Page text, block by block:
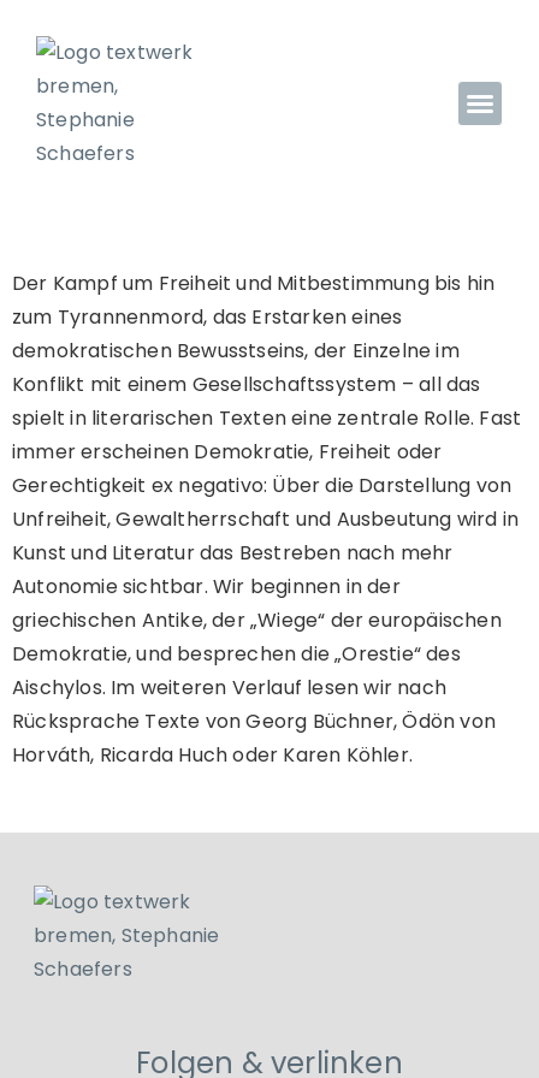
Der Kampf um Freiheit und Mitbestimmung bis hin
zum Tyrannenmord, das Erstarken eines
demokratischen Bewusstseins, der Einzelne im
Konflikt mit einem Gesellschaftssystem – all das
spielt in literarischen Texten eine zentrale Rolle. Fast
immer erscheinen Demokratie, Freiheit oder
Gerechtigkeit ex negativo: Über die Darstellung von
Unfreiheit, Gewaltherrschaft und Ausbeutung wird in
Kunst und Literatur das Bestreben nach mehr
Autonomie sichtbar. Wir beginnen in der
griechischen Antike, der „Wiege“ der europäischen
Demokratie, und besprechen die „Orestie“ des
Aischylos. Im weiteren Verlauf lesen wir nach
Rücksprache Texte von Georg Büchner, Ödön von
Horváth, Ricarda Huch oder Karen Köhler.
Folgen & verlinken